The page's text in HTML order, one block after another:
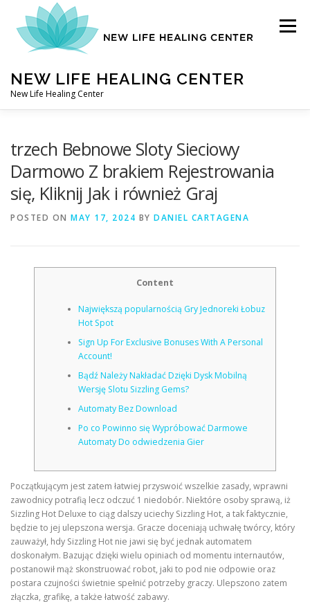
content
NEW LIFE HEALING CENTER
New Life Healing Center
Menu
ABOUT – HOME
CORRECTIVE AND THERAPEUTIC EXERCISES
FLEXION DISTRACTION
FUNCTIONAL MEDICINE
HOME
MYOFASCIAL RELEASE
trzech Bebnowe Sloty Sieciowy
Darmowo Z brakiem Rejestrowania
się, Kliknij Jak i również Graj
POSTED ON MAY 17, 2024 BY DANIEL CARTAGENA
Content
Największą popularnością Gry Jednoreki Łobuz
Hot Spot
Sign Up For Exclusive Bonuses With A Personal
Account!
Bądź Należy Nakładać Dzięki Dysk Mobilną
Wersję Slotu Sizzling Gems?
Automaty Bez Download
Po co Powinno się Wypróbować Darmowe
Automaty Do odwiedzenia Gier
Początkującym jest zatem łatwiej przyswoić wszelkie zasady, wprawni
zawodnicy potrafią lecz odczuć 1 niedobór. Niektóre osoby sprawą, iż
Sizzling Hot Deluxe to ciąg dalszy uciechy Sizzling Hot, a tak faktycznie,
będzie to jej ulepszona wersja. Gracze doceniają uchwałę twórcy, który
zauważył, hdy Sizzling Hot nie jawi się być jednak automatem
doskonałym. Bazując dzięki wielu opiniach od momentu internautów,
postanowił mąż skonstruować robot, jaki to pod nie odpowie oraz
postara czujności świetnie spełnić potrzeby graczy. Ulepszono zatem
złączka, grafikę, a także łatwość zabawy.